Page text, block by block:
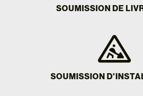
SOUMISSION DE
SOUMISSION